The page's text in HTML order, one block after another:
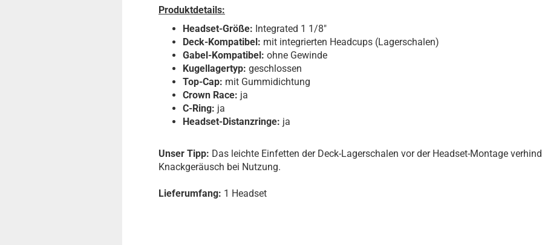
Produktdetails:
Headset-Größe: Integrated 1 1/8"
Deck-Kompatibel: mit integrierten Headcups (Lagerschalen)
Gabel-Kompatibel: ohne Gewinde
Kugellagertyp: geschlossen
Top-Cap: mit Gummidichtung
Crown Race: ja
C-Ring: ja
Headset-Distanzringe: ja
Unser Tipp: Das leichte Einfetten der Deck-Lagerschalen vor der Headset-Montage
Knackgeräusch bei Nutzung.
Lieferumfang: 1 Headset